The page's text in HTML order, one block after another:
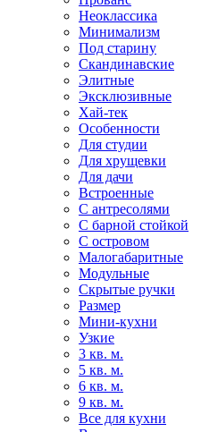
Неоклассика
Минимализм
Под старину
Скандинавские
Элитные
Эксклюзивные
Хай-тек
Особенности
Для студии
Для хрущевки
Для дачи
Встроенные
С антресолями
С барной стойкой
С островом
Малогабаритные
Модульные
Скрытые ручки
Размер
Мини-кухни
Узкие
3 кв. м.
5 кв. м.
6 кв. м.
9 кв. м.
Все для кухни